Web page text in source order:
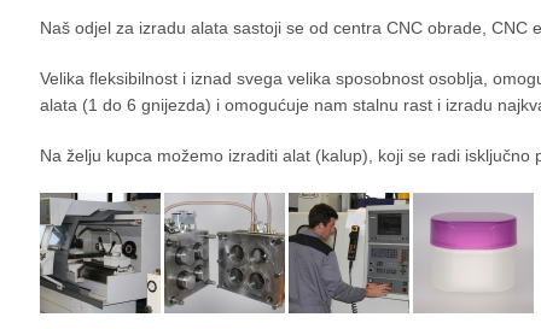
Naš odjel za izradu alata sastoji se od centra CNC obrade, CNC
Velika fleksibilnost i iznad svega velika sposobnost osoblja,
alata (1 do 6 gnijezda) i omogućuje nam stalnu rast i izradu
Na želju kupca možemo izraditi alat (kalup), koji se radi isključno